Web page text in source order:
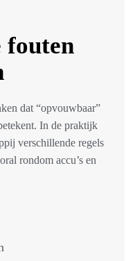
fouten
dat “opvouwbaar”
In de praktijk
verschillende regels
rondom accu’s en